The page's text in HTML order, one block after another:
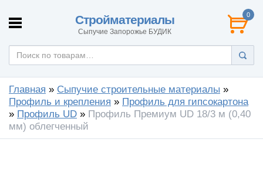
Стройматериалы
Сыпучие Запорожье БУДИК
0
Главная » Сыпучие строительные материалы »
Профиль и крепления » Профиль для гипсокартона
» Профиль UD » Профиль Премиум UD 18/3 м (0,40
мм) облегченный